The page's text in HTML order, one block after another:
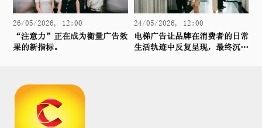
26/05/2026, 12:00
“注意力”正在成为衡量广告效
果的新指标。
24/05/2026, 12:00
电梯广告让品牌在消费者的日常
生活轨迹中反复呈现，最终沉淀